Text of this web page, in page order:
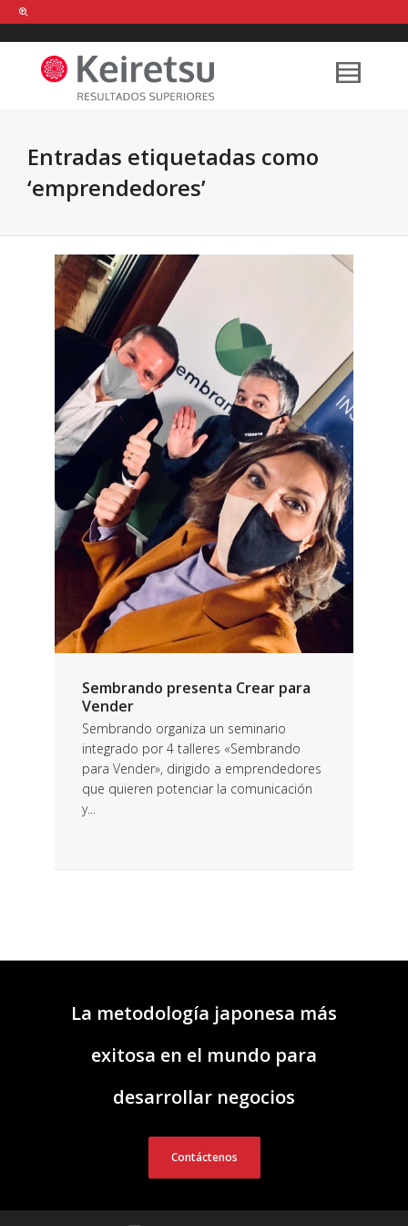
Help me Dante! I'm looking for new
shirts in a size medium
that cost
between £ . Show me all the
FIND MY ITEMS!
Entradas etiquetadas como
‘emprendedores’
Sembrando presenta Crear para
Vender
Sembrando organiza un seminario
integrado por 4 talleres «Sembrando
para Vender», dirigido a emprendedores
que quieren potenciar la comunicación
y...
La metodología japonesa más
exitosa en el mundo para
desarrollar negocios
Contáctenos